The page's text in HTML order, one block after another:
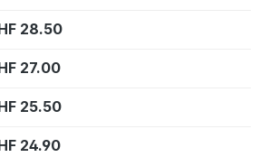
28.50
27.00
25.50
24.90